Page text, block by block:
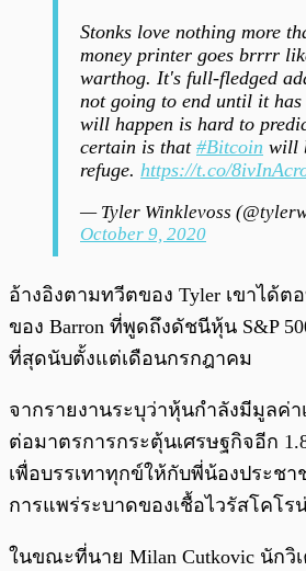
Stonks love nothing more
money printer goes brrrr
warthog. It's full-fledged
not going to end until it
will happen is hard to
certain is that #Bitcoin will
refuge. https://t.co/
— Tyler Winklevoss
October 9, 2020
อ้างอิงตามทวีตของ Tyler เขาได้ต
ของ Barron ที่พูดถึงดัชนีหุ้น S&P
ที่สุดนับตั้งแต่เดือนกรกฎาคม
จากรายงานระบุว่าหุ้นกำลังมีมูลค่
ต่อมาตรการกระตุ้นเศรษฐกิจอีก
เพื่อบรรเทาทุกข์ให้กับพี่น้องประช
การแพร่ระบาดของเชื้อไวรัสโคโร
ในขณะที่นาย Milan Cutkovic นักวิ